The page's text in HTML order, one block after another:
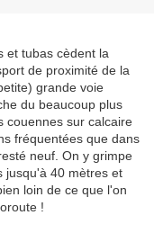
et tubas cèdent la
de proximité de la
grande voie
du beaucoup plus
couennes sur calcaire
fréquentées que dans
neuf. On y grimpe
jusqu'à 40 mètres et
loin de ce que l'on
!